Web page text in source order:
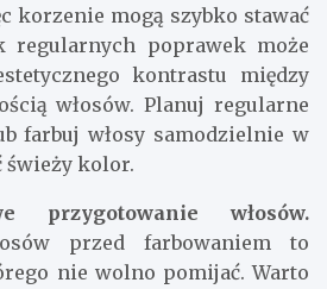
korzenie mogą szybko stawać
regularnych poprawek może
kontrastu między
włosów. Planuj regularne
farbuj włosy samodzielnie w
świeży kolor.
przygotowanie włosów.
przed farbowaniem to
nie wolno pomijać. Warto